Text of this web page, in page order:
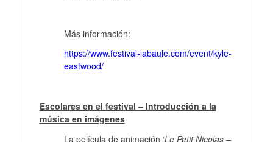
Más información:
https://www.festival-labaule.com/event/kyle-
eastwood/
Escolares en el festival – Introducción a la
música en imágenes
La película de animación ‘Le Petit Nicolas –